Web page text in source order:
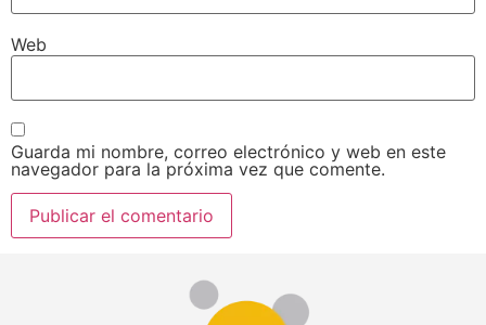
Web
Guarda mi nombre, correo electrónico y web en este
navegador para la próxima vez que comente.